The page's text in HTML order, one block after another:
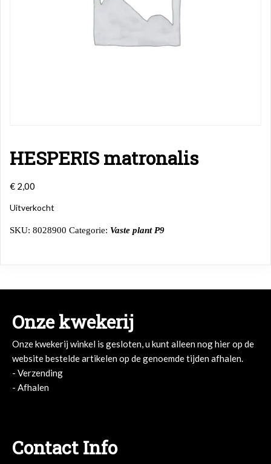
HESPERIS matronalis
€ 2,00
Uitverkocht
SKU: 8028900 Categorie: Vaste plant P9
Onze kwekerij
Onze kwekerij winkel is gesloten, u kunt alleen nog hier op de
website bestelde artikelen op de genoemde tijden afhalen.
- Verzending
- Afhalen
Contact Info